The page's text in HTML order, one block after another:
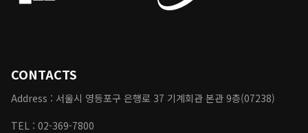
CONTACTS
Address : 서울시 영등포구 은행로 37 기계회관 본관 9층(07238)
TEL : 02-369-7800